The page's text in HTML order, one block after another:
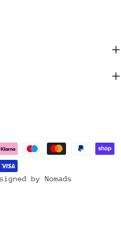
by Nomads